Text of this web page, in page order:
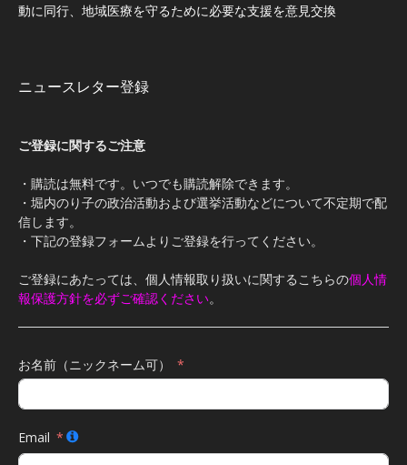
動に同行、地域医療を守るために必要な支援を意見交換
ニュースレター登録
ご登録に関するご注意
・購読は無料です。いつでも購読解除できます。
・堀内のり子の政治活動および選挙活動などについて不定期で配
信します。
・下記の登録フォームよりご登録を行ってください。
ご登録にあたっては、個人情報取り扱いに関するこちらの個人情
報保護方針を必ずご確認ください。
お名前（ニックネーム可）
Email